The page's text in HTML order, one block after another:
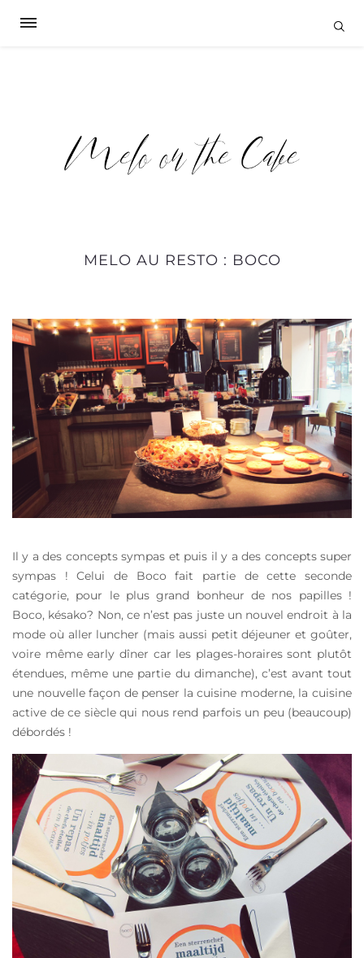
MELO AU RESTO : BOCO
Il y a des concepts sympas et puis il y a des concepts super
sympas ! Celui de Boco fait partie de cette seconde
catégorie, pour le plus grand bonheur de nos papilles !
Boco, késako? Non, ce n’est pas juste un nouvel endroit à la
mode où aller luncher (mais aussi petit déjeuner et goûter,
voire même early dîner car les plages-horaires sont plutôt
étendues, même une partie du dimanche), c’est avant tout
une nouvelle façon de penser la cuisine moderne, la cuisine
active de ce siècle qui nous rend parfois un peu (beaucoup)
débordés !